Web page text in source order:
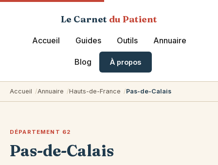
Le Carnet du Patient
Accueil Guides Outils Annuaire
Blog À propos
Accueil Annuaire Hauts-de-France Pas-de-Calais
DÉPARTEMENT 62
Pas-de-Calais